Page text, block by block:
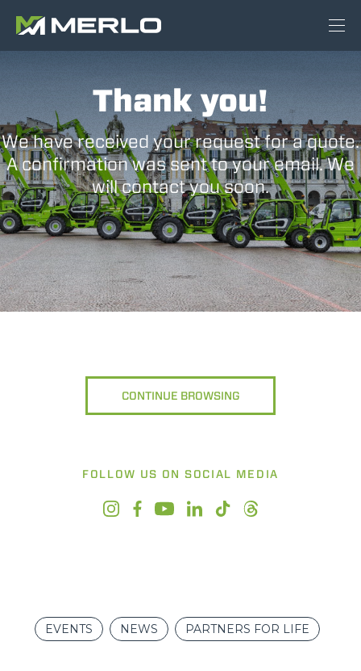
Thank you!
We have received your request for a quote.
A confirmation was sent to your email. We
will contact you soon.
CONTINUE BROWSING
FOLLOW US ON SOCIAL MEDIA
EVENTS NEWS PARTNERS FOR LIFE